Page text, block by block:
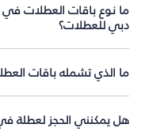
ما نوع باقات العطلات في
دبي للعطلات؟
ما الذي تشمله باقات
هل يمكنني الحجز لعطلة